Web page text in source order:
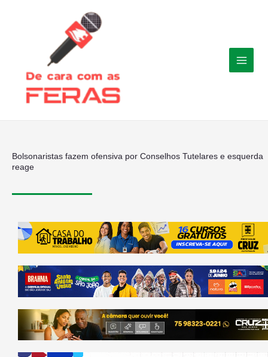
Bolsonaristas fazem ofensiva por Conselhos Tutelares e esquerda
reage